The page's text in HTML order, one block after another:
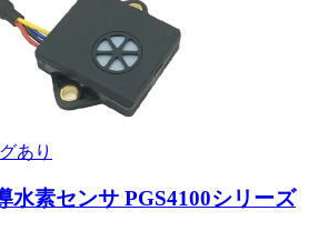
水素センサ PGS4100シリーズ